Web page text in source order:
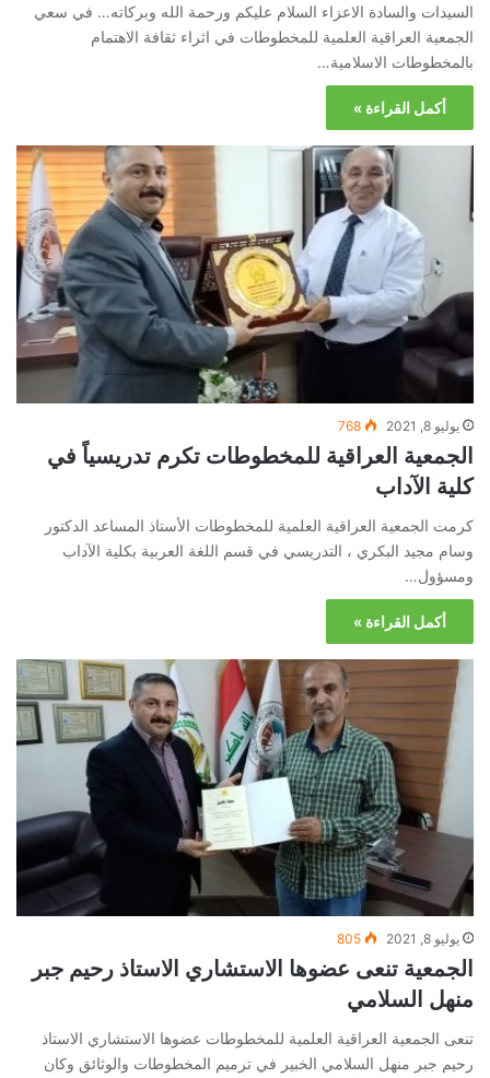
السيدات والسادة الاعزاء السلام عليكم ورحمة الله وبركاته… في سعي
الجمعية العراقية العلمية للمخطوطات في اثراء ثقافة الاهتمام
بالمخطوطات الاسلامية…
أكمل القراءة »
يوليو 8, 2021 768
الجمعية العراقية للمخطوطات تكرم تدريسياً في
كلية الآداب
كرمت الجمعية العراقية العلمية للمخطوطات الأستاذ المساعد الدكتور
وسام مجيد البكري ، التدريسي في قسم اللغة العربية بكلية الآداب
ومسؤول…
أكمل القراءة »
يوليو 8, 2021 805
الجمعية تنعى عضوها الاستشاري الاستاذ رحيم جبر
منهل السلامي
تنعى الجمعية العراقية العلمية للمخطوطات عضوها الاستشاري الاستاذ
رحيم جبر منهل السلامي الخبير في ترميم المخطوطات والوثائق وكان